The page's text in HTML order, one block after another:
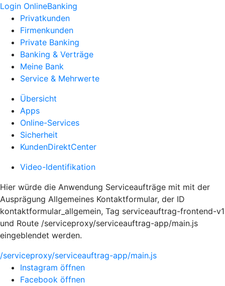
Login OnlineBanking
Privatkunden
Firmenkunden
Private Banking
Banking & Verträge
Meine Bank
Service & Mehrwerte
Übersicht
Apps
Online-Services
Sicherheit
KundenDirektCenter
Video-Identifikation
Hier würde die Anwendung Serviceaufträge mit mit der
Ausprägung Allgemeines Kontaktformular, der ID
kontaktformular_allgemein, Tag serviceauftrag-frontend-v1
und Route /serviceproxy/serviceauftrag-app/main.js
eingeblendet werden.
/serviceproxy/serviceauftrag-app/main.js
Instagram öffnen
Facebook öffnen